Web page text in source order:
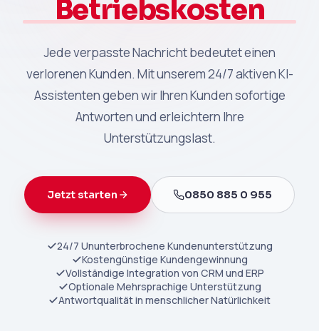
Betriebskosten
Jede verpasste Nachricht bedeutet einen
verlorenen Kunden. Mit unserem 24/7 aktiven KI-
Assistenten geben wir Ihren Kunden sofortige
Antworten und erleichtern Ihre
Unterstützungslast.
Jetzt starten 0850 885 0 955
24/7 Ununterbrochene Kundenunterstützung
Kostengünstige Kundengewinnung
Vollständige Integration von CRM und ERP
Optionale Mehrsprachige Unterstützung
Antwortqualität in menschlicher Natürlichkeit